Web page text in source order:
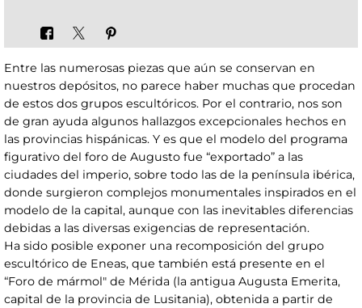
Entre las numerosas piezas que aún se conservan en
nuestros depósitos, no parece haber muchas que procedan
de estos dos grupos escultóricos. Por el contrario, nos son
de gran ayuda algunos hallazgos excepcionales hechos en
las provincias hispánicas. Y es que el modelo del programa
figurativo del foro de Augusto fue “exportado” a las
ciudades del imperio, sobre todo las de la península ibérica,
donde surgieron complejos monumentales inspirados en el
modelo de la capital, aunque con las inevitables diferencias
debidas a las diversas exigencias de representación.
Ha sido posible exponer una recomposición del grupo
escultórico de Eneas, que también está presente en el
“Foro de mármol" de Mérida (la antigua Augusta Emerita,
capital de la provincia de Lusitania), obtenida a partir de